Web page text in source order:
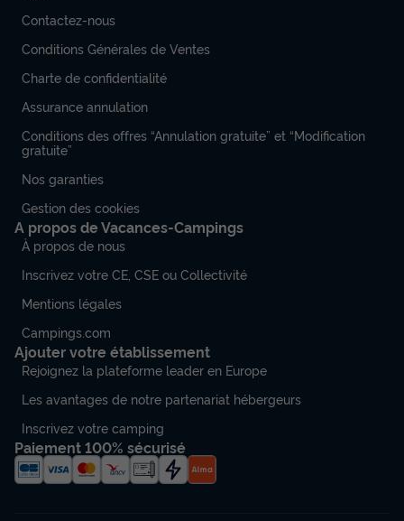
Contactez-nous
Conditions Générales de Ventes
Charte de confidentialité
Assurance annulation
Conditions des offres “Annulation gratuite” et “Modification
gratuite”
Nos garanties
Gestion des cookies
A propos de Vacances-Campings
À propos de nous
Inscrivez votre CE, CSE ou Collectivité
Mentions légales
Campings.com
Ajouter votre établissement
Rejoignez la plateforme leader en Europe
Les avantages de notre partenariat hébergeurs
Inscrivez votre camping
Paiement 100% sécurisé